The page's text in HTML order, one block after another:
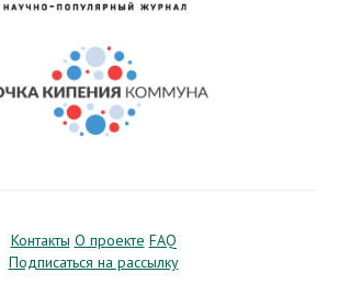
Контакты О проекте FAQ
Подписаться на рассылку